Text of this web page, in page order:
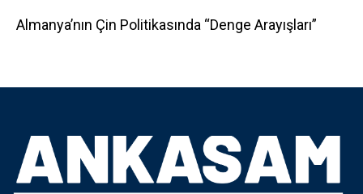
Almanya’nın Çin Politikasında “Denge Arayışları”